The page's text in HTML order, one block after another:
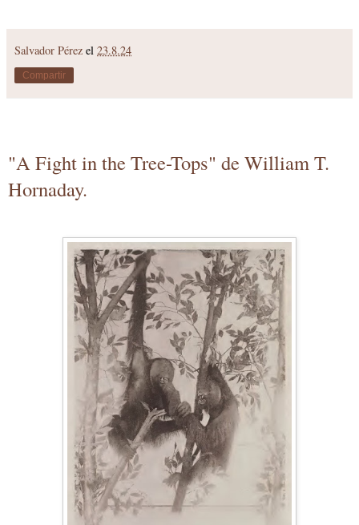
Salvador Pérez el 23.8.24
Compartir
"A Fight in the Tree-Tops" de William T.
Hornaday.